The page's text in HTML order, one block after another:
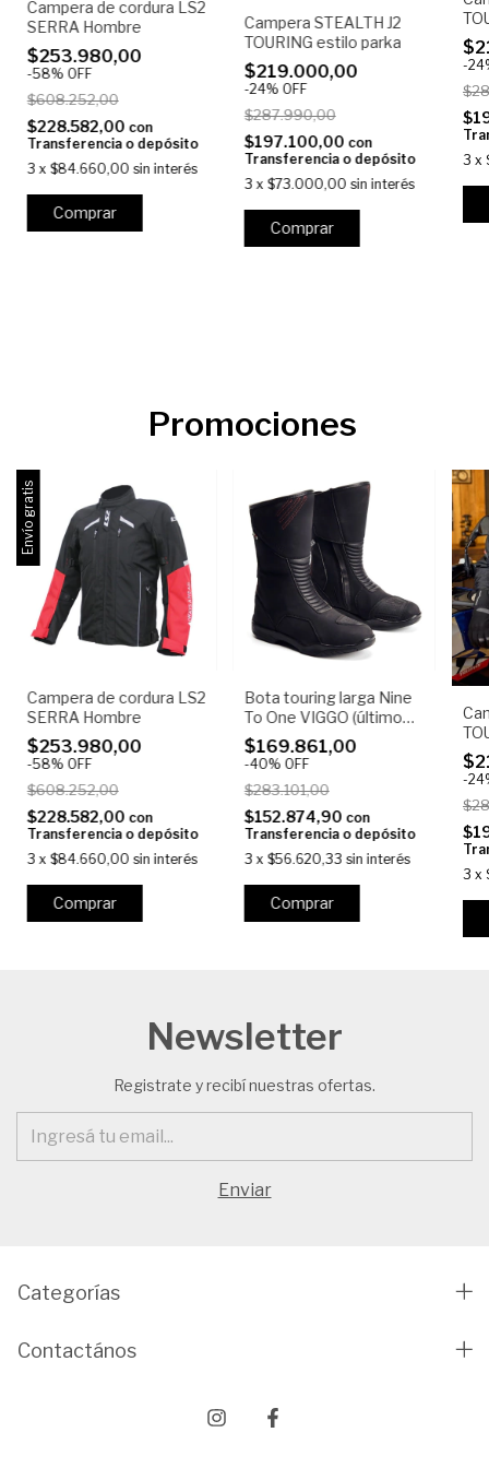
Campera de cordura LS2
SERRA Hombre
$253.980,00
-58% OFF
$608.252,00
$228.582,00 con
Transferencia o depósito
3 x $84.660,00 sin interés
Comprar
Campera STEALTH J2
TOURING estilo parka
$219.000,00
-24%OFF
$287.990,00
$197.100,00con
Transferencia o depósito
3 x$73.000,00 sin interés
Comprar
-24
3 x
Promociones
Envío gratis
Campera de cordura LS2
SERRA Hombre
$253.980,00
-58% OFF
$608.252,00
$228.582,00 con
Transferencia o depósito
3 x $84.660,00 sin interés
Comprar
Bota touring larga Nine
To One VIGGO (último
par liquidación)
$169.861,00
-40%OFF
$283.101,00
$152.874,90con
Transferencia o depósito
3 x$56.620,33 sin interés
Comprar
-24
3 x
Newsletter
Registrate y recibí nuestras ofertas.
Categorías
Contactános